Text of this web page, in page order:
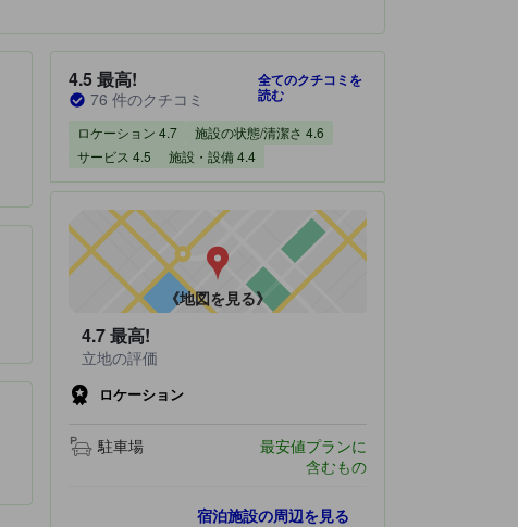
のです。宿泊施設のクチコミスコア：4.5 / 5 最高! 76 件のクチコミ
4.5最高!
76 件のクチコミ
全てのクチコミを
読む
ロケーション 4.7
施設の状態/清潔さ 4.6
サービス 4.5
施設・設備 4.4
《地図を見る》
4.7最高!
立地の評価
ロケーション
駐車場
最安値プランに
含むもの
宿泊施設の周辺を見る